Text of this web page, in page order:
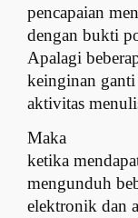
pencapaian
dengan bukti
Apalagi
keinginan
aktivitas
Maka
ketika
mengunduh
elektronik dan